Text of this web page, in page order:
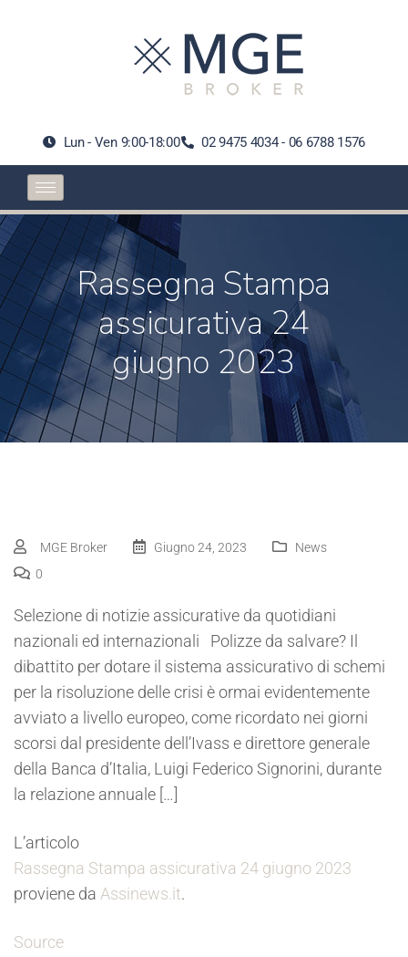
Lun - Ven 9:00-18:00 02 9475 4034 - 06 6788 1576
Rassegna Stampa
assicurativa 24
giugno 2023
MGE Broker Giugno 24, 2023
News
0
Selezione di notizie assicurative da quotidiani
nazionali ed internazionali Polizze da salvare? Il
dibattito per dotare il sistema assicurativo di schemi
per la risoluzione delle crisi è ormai evidentemente
avviato a livello europeo, come ricordato nei giorni
scorsi dal presidente dell’Ivass e direttore generale
della Banca d’Italia, Luigi Federico Signorini, durante
la relazione annuale […]
L’articolo
Rassegna Stampa assicurativa 24 giugno 2023
proviene da Assinews.it.
Source